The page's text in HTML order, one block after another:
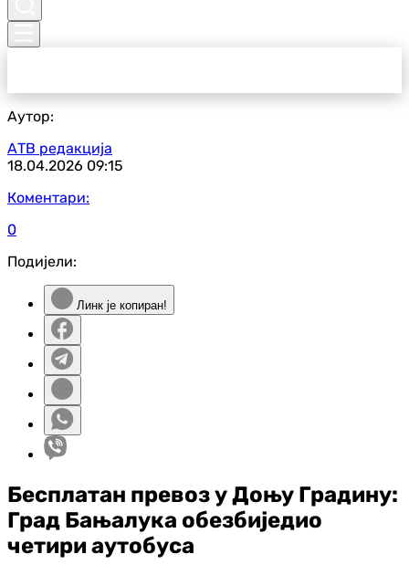
Аутор:
АТВ редакција
18.04.2026 09:15
Коментари:
0
Подијели:
Линк је копиран!
Бесплатан превоз у Доњу Градину:
Град Бањалука обезбиједио
четири аутобуса